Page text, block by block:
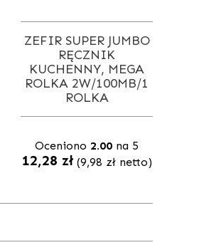
ZEFIR SUPER JUMBO
RĘCZNIK
KUCHENNY, MEGA
ROLKA 2W/100MB/1
ROLKA
Oceniono 2.00 na 5
12,28 zł(9,98 złnetto)